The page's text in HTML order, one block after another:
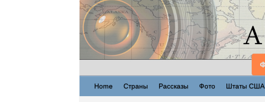
Home Страны Рассказы Фото Штаты США